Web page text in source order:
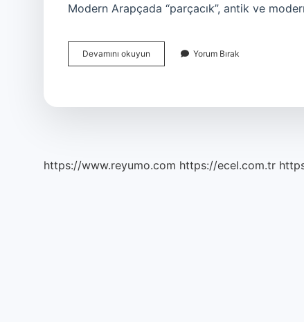
Modern Arapçada “parçacık”, antik ve
Devamını okuyun
Zerre
Yorum Bırak
https://www.reyumo.com https://ecel.com.tr